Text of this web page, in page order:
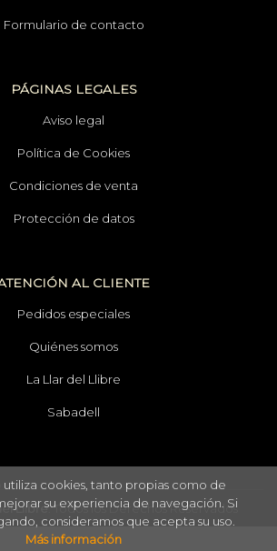
Formulario de contacto
PÁGINAS LEGALES
Aviso legal
Política de Cookies
Condiciones de venta
Protección de datos
AL CLIENTE
Pedidos especiales
Quiénes somos
La Llar del Llibre
Sabadell
Llibre. Todos los Derechos Reservados
utiliza cookies, tanto propias como de
su experiencia de navegación. Si
consideramos que acepta su uso.
Más información